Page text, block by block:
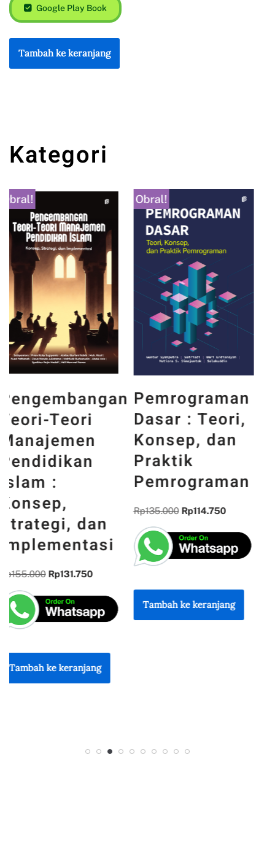
Google Play Book
Tambah ke keranjang
Kategori
Obral!
Pemrograman
Dasar : Teori,
Konsep, dan
Praktik
Pemrograman
Rp 135.000 Rp
Tambah ke keranjang
Obral!
DAN WAJAH
INDONESIA :
MEMORI,
PENGALAMAN,
DAN
REFLEKSI
KEBANGSAAN
Rp300.000 Rp255.000